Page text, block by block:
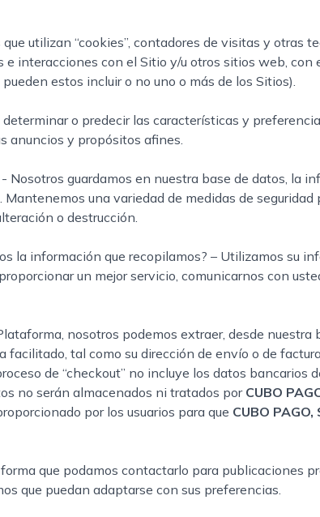
utilizan “cookies”, contadores de visitas y otras
interacciones con el Sitio y/u otros sitios web, con
estos incluir o no uno o más de los Sitios).
o predecir las características y
anuncios y propósitos afines.
- Nosotros guardamos en nuestra base de datos, la
una variedad de medidas de seguridad
o destrucción.
la información que recopilamos? – Utilizamos su
un mejor servicio, comunicarnos con
nosotros podemos extraer, desde nuestra
facilitado, tal como su dirección de envío o de
de “checkout” no incluye los datos bancarios
no serán almacenados ni tratados por CUBO
por los usuarios para que CUBO PAGO,
que podamos contactarlo para publicaciones
que puedan adaptarse con sus preferencias.